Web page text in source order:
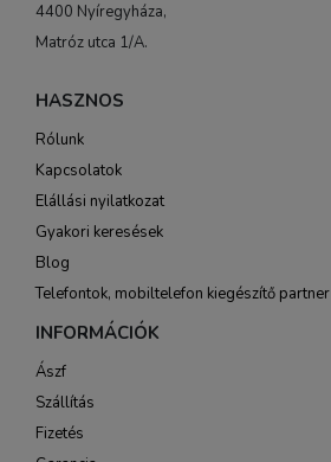
4400 Nyíregyháza,
Matróz utca 1/A.
HASZNOS
Rólunk
Kapcsolatok
Elállási nyilatkozat
Gyakori keresések
Blog
Telefontok, mobiltelefon kiegészítő partner
INFORMÁCIÓK
Ászf
Szállítás
Fizetés